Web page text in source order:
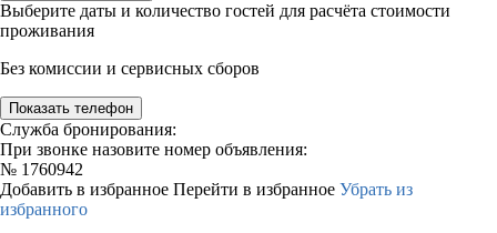
Выберите даты и количество гостей для расчёта стоимости
проживания
Без комиссии и сервисных сборов
Показать телефон
Служба бронирования:
При звонке назовите номер объявления:
№ 1760942
Добавить в избранное Перейти в избранное Убрать из
избранного